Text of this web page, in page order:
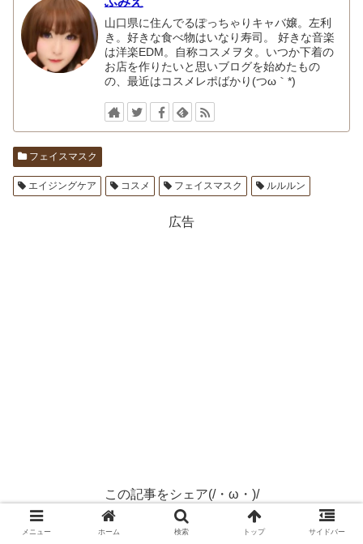
山口県に住んでるぽっちゃりキャバ嬢。左利
き。好きな食べ物はいなり寿司。 好きな音楽
は洋楽EDM。自称コスメヲタ。いつか下着の
お店を作りたいと思いブログを始めたもの
の、最近はコスメレポばかり(つω｀*)
フェイスマスク
エイジングケア コスメ フェイスマスク ルルルン
広告
この記事をシェア(/・ω・)/
Facebook はてブ
メニュー ホーム 検索 トップ サイドバー